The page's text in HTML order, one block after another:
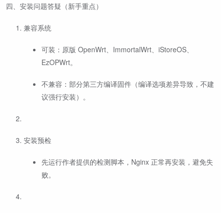
四、安装问题答疑（新手重点）
兼容系统
可装：原版 OpenWrt、ImmortalWrt、iStoreOS、
EzOPWrt。
不兼容：部分第三方编译固件（编译选项差异导致，不建
议强行安装）。
安装预检
先运行作者提供的检测脚本，Nginx 正常再安装，避免失
败。